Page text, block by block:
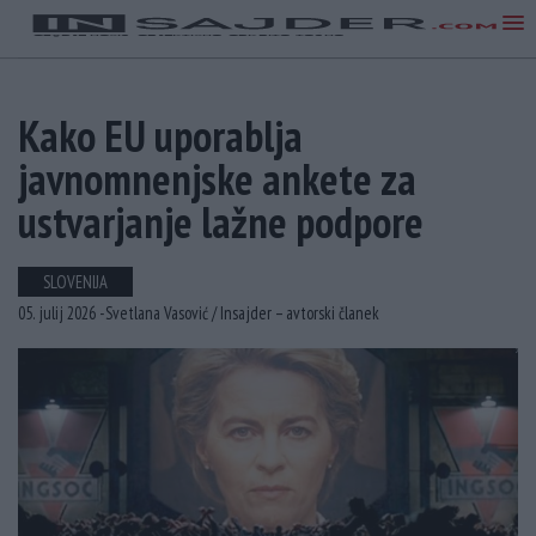
Kako EU uporablja
javnomnenjske ankete za
ustvarjanje lažne podpore
SLOVENIJA
05. julij 2026 -Svetlana Vasović /Insajder – avtorski članek